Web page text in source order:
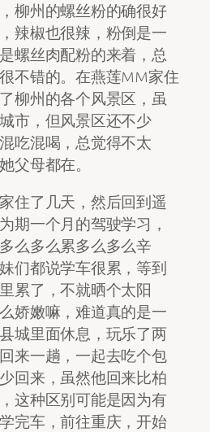
柳州的螺丝粉的确很好
辣椒也很辣，粉倒是一
螺丝肉配粉的来着，总
不错的。在燕莲MM家住
柳州的各个风景区，虽
市，但风景区还不少
吃混喝，总觉得不太
父母都在。
住了几天，然后回到遥
期一个月的驾驶学习，
么多么累多么多么辛
们都说学车很累，等到
累了，不就晒个太阳
娇嫩嘛，难道真的是一
城里面休息，玩乐了两
来一趟，一起去吃个包
回来，虽然他回来比柏
这种区别可能是因为有
完车，前往重庆，开始